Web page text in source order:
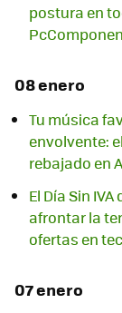
postura en
08 enero
Tu música
envolvente:
rebajado en
El Día Sin
afrontar la
ofertas en
07 enero